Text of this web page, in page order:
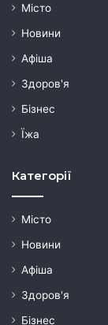
Місто
Новини
Афіша
Здоров'я
Бізнес
Їжа
Категорії
Місто
Новини
Афіша
Здоров'я
Бізнес